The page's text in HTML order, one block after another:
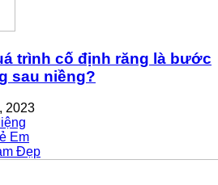
trình cố định răng là bước
sau niềng?
2023
Em
Đẹp